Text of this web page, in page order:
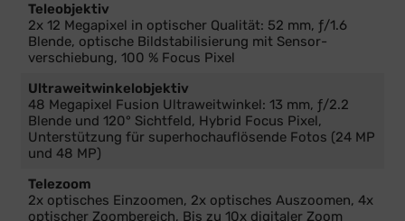
Teleobjektiv
2x 12 Megapixel in optischer Qualität: 52 mm, ƒ/1.6
Blende, optische Bildstabilisierung mit Sensor­
verschiebung, 100 % Focus Pixel
Ultraweitwinkelobjektiv
48 Megapixel Fusion Ultra­weit­winkel: 13 mm, ƒ/2.2
Blende und 120° Sichtfeld, Hybrid Focus Pixel,
Unterstützung für super­hochauflösende Fotos (24 MP
und 48 MP)
Telezoom
2x optisches Einzoomen, 2x optisches Auszoomen, 4x
optischer Zoom­bereich, Bis zu 10x digitaler Zoom